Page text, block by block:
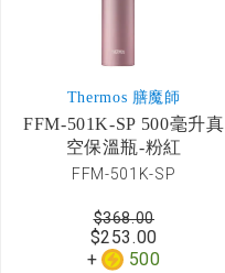
Thermos 膳魔師
FFM-501K-SP 500毫升真
空保溫瓶-粉紅
FFM-501K-SP
$253.00
500
$368.00